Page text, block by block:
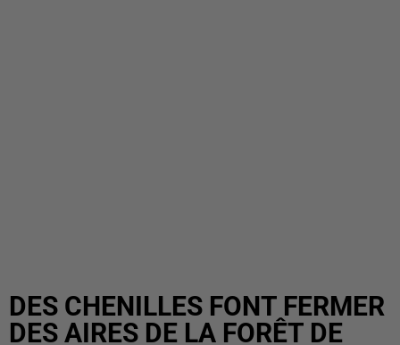
DES CHENILLES FONT FERMER
DES AIRES DE LA FORÊT DE